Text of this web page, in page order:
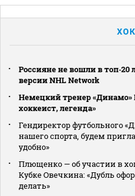
Россияне не вошли в
версии NHL Network
Немецкий тренер
хоккеист, легенда»
Гендиректор футбольного
нашего спорта, будем
удобно»
Плющенко — об участии в
Кубке Овечкина: «Дубль
делать»